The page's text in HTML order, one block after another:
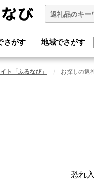
さがす 地域でさがす
ト「ふるなび」 お探しの返
恐れ